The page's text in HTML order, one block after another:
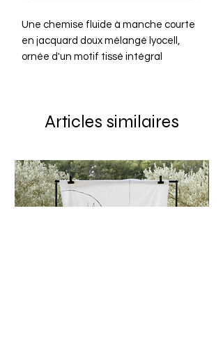
Une chemise fluide à manche courte
en jacquard doux mélangé lyocell,
ornée d'un motif tissé intégral
facile.
- Tissu jacquard léger
- Col cubain
- Fermeture à boutons sur le devant
Articles similaires